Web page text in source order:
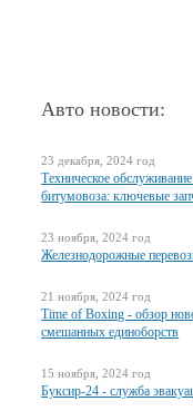
Авто новости:
23 декабря, 2024 год
Техническое
битумовоза: ключевые
23 ноября, 2024 год
Железнодорожные
21 ноября, 2024 год
Time of Boxing - обзор
смешанных единоборств
15 ноября, 2024 год
Буксир-24 - служба